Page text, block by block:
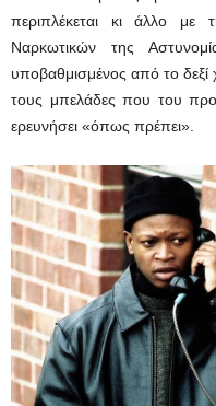
περιπλέκεται κι άλλο με
Ναρκωτικών της
υποβαθμισμένος από το
τους μπελάδες που του
ερευνήσει «όπως πρέπει».